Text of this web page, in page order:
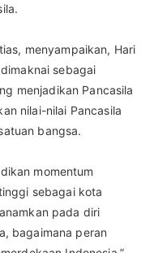
menyampaikan, Hari
sebagai
menjadikan Pancasila
nilai-nilai Pancasila
bangsa.
momentum
sebagai kota
pada diri
bagaimana peran